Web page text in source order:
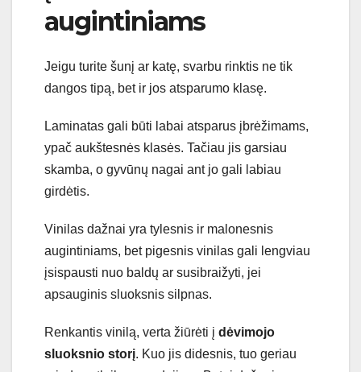
augintiniams
Jeigu turite šunį ar katę, svarbu rinktis ne tik
dangos tipą, bet ir jos atsparumo klasę.
Laminatas gali būti labai atsparus įbrėžimams,
ypač aukštesnės klasės. Tačiau jis garsiau
skamba, o gyvūnų nagai ant jo gali labiau
girdėtis.
Vinilas dažnai yra tylesnis ir malonesnis
augintiniams, bet pigesnis vinilas gali lengviau
įsispausti nuo baldų ar susibraižyti, jei
apsauginis sluoksnis silpnas.
Renkantis vinilą, verta žiūrėti į dėvimojo
sluoksnio storį. Kuo jis didesnis, tuo geriau